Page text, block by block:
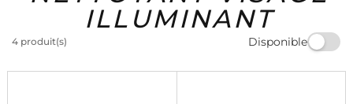
ILLUMINANT
4 produit(s) Disponible